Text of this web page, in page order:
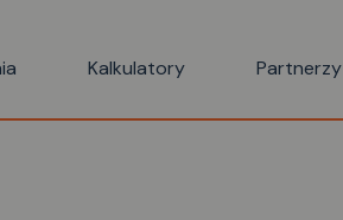
Kalkulatory Partnerzy